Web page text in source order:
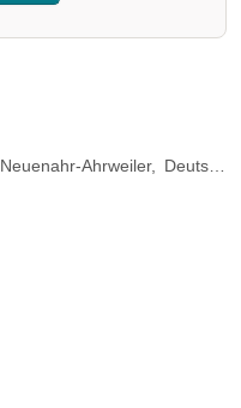
Ahrweiler
Deutschland